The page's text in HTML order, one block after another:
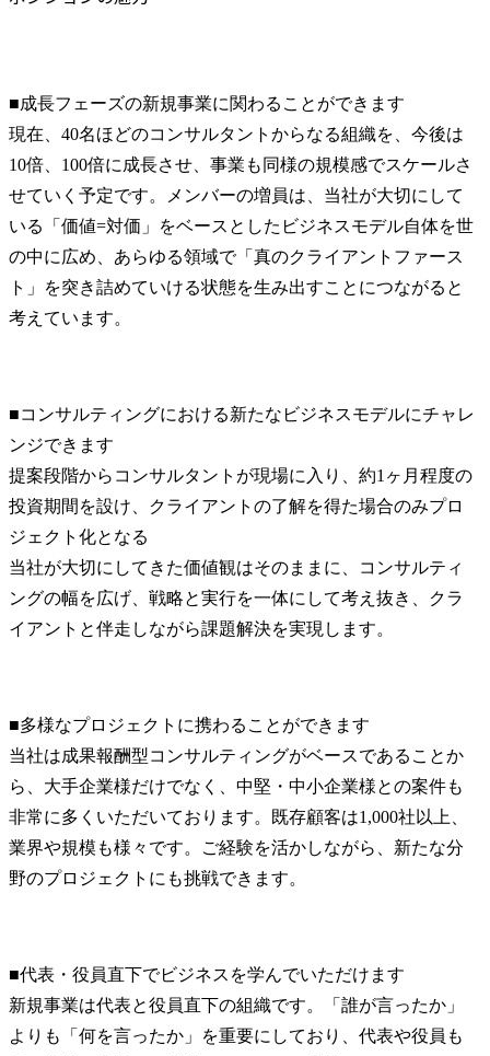
■成長フェーズの新規事業に関わることができます
現在、40名ほどのコンサルタントからなる組織を、今後は
10倍、100倍に成長させ、事業も同様の規模感でスケールさ
せていく予定です。メンバーの増員は、当社が大切にして
いる「価値=対価」をベースとしたビジネスモデル自体を世
の中に広め、あらゆる領域で「真のクライアントファース
ト」を突き詰めていける状態を生み出すことにつながると
考えています。
■コンサルティングにおける新たなビジネスモデルにチャレ
ンジできます
提案段階からコンサルタントが現場に入り、約1ヶ月程度の
投資期間を設け、クライアントの了解を得た場合のみプロ
ジェクト化となる
当社が大切にしてきた価値観はそのままに、コンサルティ
ングの幅を広げ、戦略と実行を一体にして考え抜き、クラ
イアントと伴走しながら課題解決を実現します。
■多様なプロジェクトに携わることができます
当社は成果報酬型コンサルティングがベースであることか
ら、大手企業様だけでなく、中堅・中小企業様との案件も
非常に多くいただいております。既存顧客は1,000社以上、
業界や規模も様々です。ご経験を活かしながら、新たな分
野のプロジェクトにも挑戦できます。
■代表・役員直下でビジネスを学んでいただけます
新規事業は代表と役員直下の組織です。「誰が言ったか」
よりも「何を言ったか」を重要にしており、代表や役員も